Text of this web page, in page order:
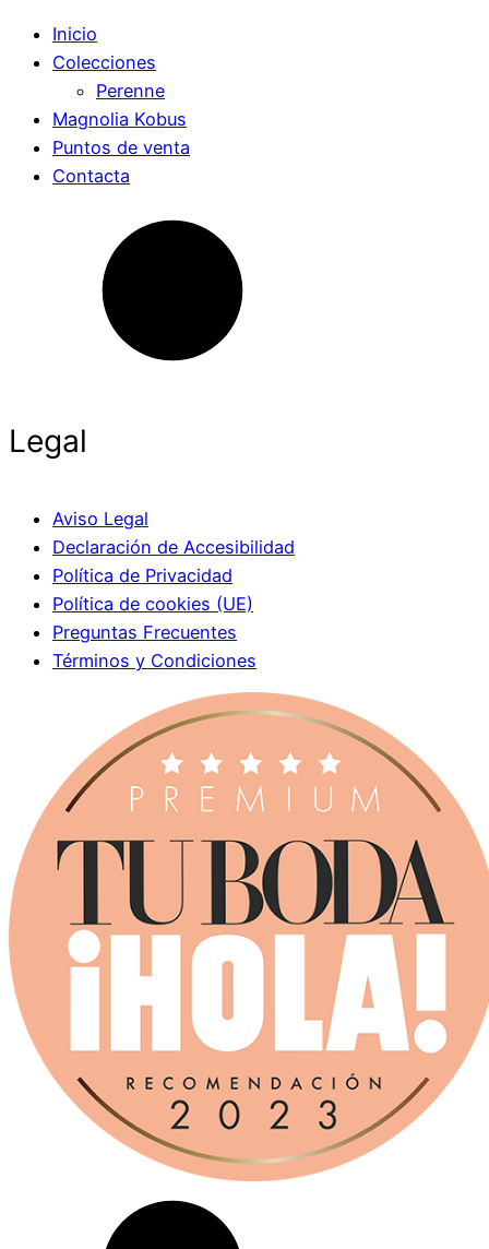
Inicio
Colecciones
Perenne
Magnolia Kobus
Puntos de venta
Contacta
Legal
Aviso Legal
Declaración de Accesibilidad
Política de Privacidad
Política de cookies (UE)
Preguntas Frecuentes
Términos y Condiciones